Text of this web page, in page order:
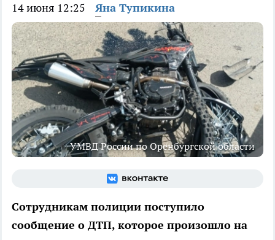
14 июня 12:25 Яна Тупикина
УМВД России по Оренбургской области
Сотрудникам полиции поступило
сообщение о ДТП, которое произошло на